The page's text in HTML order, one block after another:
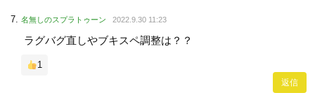
名無しのスプラトゥーン 2022.9.30 11:23
ラグバグ直しやブキスペ調整は？？
1
返信